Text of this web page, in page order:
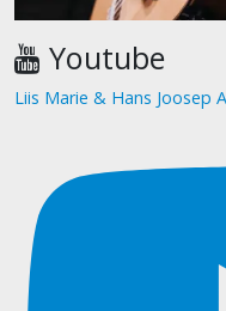
Youtube
Liis Marie & Hans Joosep